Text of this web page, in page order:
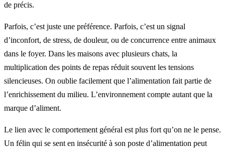
de précis.
Parfois, c’est juste une préférence. Parfois, c’est un signal
d’inconfort, de stress, de douleur, ou de concurrence entre animaux
dans le foyer. Dans les maisons avec plusieurs chats, la
multiplication des points de repas réduit souvent les tensions
silencieuses. On oublie facilement que l’alimentation fait partie de
l’enrichissement du milieu. L’environnement compte autant que la
marque d’aliment.
Le lien avec le comportement général est plus fort qu’on ne le pense.
Un félin qui se sent en insécurité à son poste d’alimentation peut